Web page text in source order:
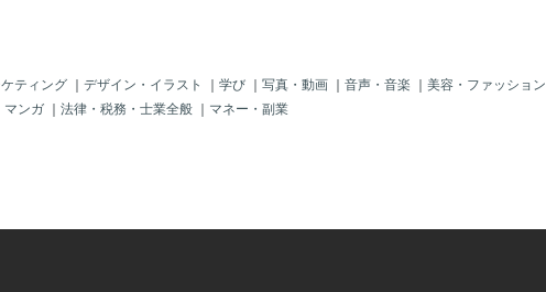
＾；ただし
用３万円」が
録されるとず
じゃ。ご注意
」とかも注意
で、どこからが分析か。自分が読書感想
文ではなく小論文を書いているかどうか
は、添削してはじめて気づくこともあり
ティング ｜ デザイン・イラスト ｜ 学び ｜ 写真・動画 ｜ 音声・音楽 ｜ 美容・ファッション
マンガ ｜ 法律・税務・士業全般 ｜ マネー・副業